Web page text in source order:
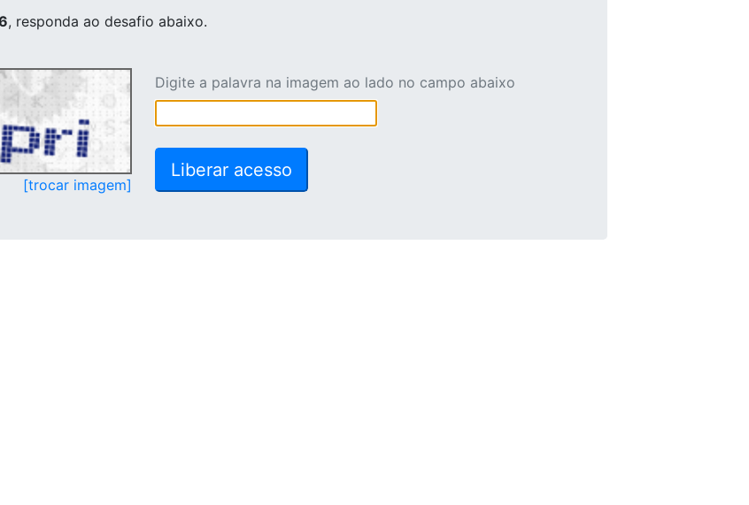
, responda ao desafio abaixo.
[trocar imagem]
Digite a palavra na imagem ao lado no campo abaixo